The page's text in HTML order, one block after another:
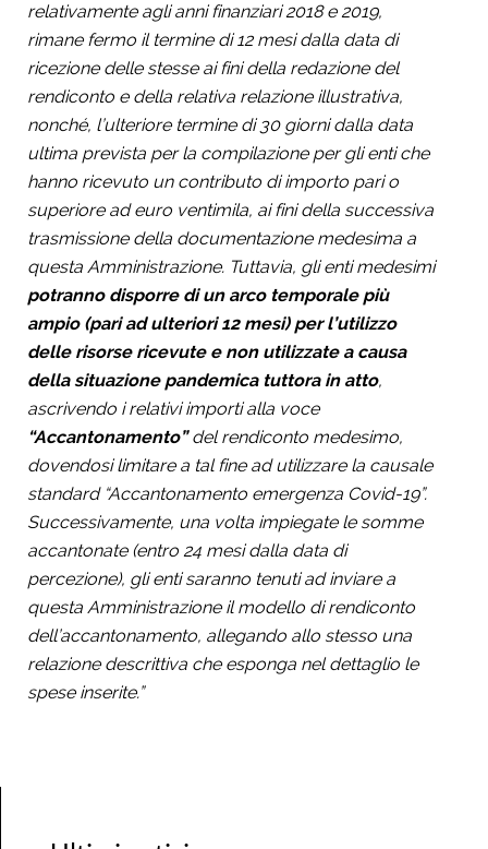
relativamente agli anni finanziari 2018 e 2019,
rimane fermo il termine di 12 mesi dalla data di
ricezione delle stesse ai fini della redazione del
rendiconto e della relativa relazione illustrativa,
nonché, l’ulteriore termine di 30 giorni dalla data
ultima prevista per la compilazione per gli enti che
hanno ricevuto un contributo di importo pari o
superiore ad euro ventimila, ai fini della successiva
trasmissione della documentazione medesima a
questa Amministrazione. Tuttavia, gli enti medesimi
potranno disporre di un arco temporale più
ampio (pari ad ulteriori 12 mesi) per l’utilizzo
delle risorse ricevute e non utilizzate a causa
della situazione pandemica tuttora in atto,
ascrivendo i relativi importi alla voce
“Accantonamento”del rendiconto medesimo,
dovendosi limitare a tal fine ad utilizzare la causale
standard “Accantonamento emergenza Covid-19”.
Successivamente, una volta impiegate le somme
accantonate (entro 24 mesi dalla data di
percezione), gli enti saranno tenuti ad inviare a
questa Amministrazione il modello di rendiconto
dell’accantonamento, allegando allo stesso una
relazione descrittiva che esponga nel dettaglio le
spese inserite.”